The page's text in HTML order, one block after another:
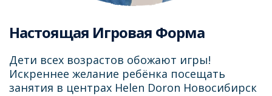
Настоящая Игровая Форма
Дети всех возрастов обожают игры!
Искреннее желание ребёнка посещать
занятия в центрах Helen Doron Новосибирск